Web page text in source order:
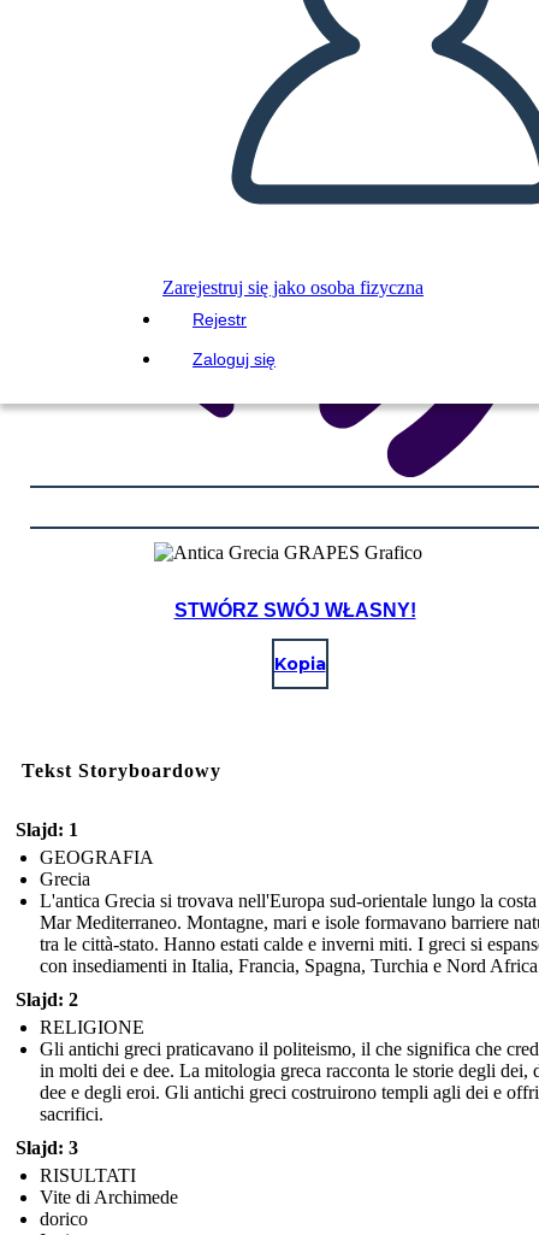
Zarejestruj się jako osoba fizyczna
Rejestr
Zaloguj się
STWÓRZ SWÓJ WŁASNY!
Kopia
Tekst Storyboardowy
Slajd: 1
GEOGRAFIA
Grecia
L'antica Grecia si trovava nell'Europa sud-orientale lungo la
Mar Mediterraneo. Montagne, mari e isole formavano barriere
tra le città-stato. Hanno estati calde e inverni miti. I greci si
con insediamenti in Italia, Francia, Spagna, Turchia e Nord
Slajd: 2
RELIGIONE
Gli antichi greci praticavano il politeismo, il che significa che
in molti dei e dee. La mitologia greca racconta le storie degli dei,
dee e degli eroi. Gli antichi greci costruirono templi agli dei e
sacrifici.
Slajd: 3
RISULTATI
Vite di Archimede
dorico